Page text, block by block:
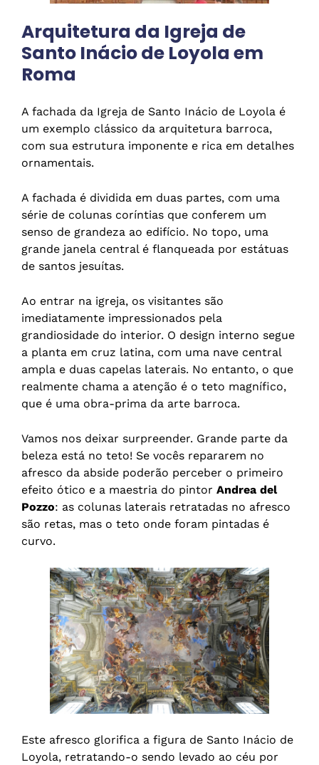
Arquitetura da Igreja de
Santo Inácio de Loyola em
Roma
A fachada da Igreja de Santo Inácio de Loyola é
um exemplo clássico da arquitetura barroca,
com sua estrutura imponente e rica em detalhes
ornamentais.
A fachada é dividida em duas partes, com uma
série de colunas coríntias que conferem um
senso de grandeza ao edifício. No topo, uma
grande janela central é flanqueada por estátuas
de santos jesuítas.
Ao entrar na igreja, os visitantes são
imediatamente impressionados pela
grandiosidade do interior. O design interno segue
a planta em cruz latina, com uma nave central
ampla e duas capelas laterais. No entanto, o que
realmente chama a atenção é o teto magnífico,
que é uma obra-prima da arte barroca.
Vamos nos deixar surpreender. Grande parte da
beleza está no teto! Se vocês repararem no
afresco da abside poderão perceber o primeiro
efeito ótico e a maestria do pintor Andrea del
Pozzo: as colunas laterais retratadas no afresco
são retas, mas o teto onde foram pintadas é
curvo.
Este afresco glorifica a figura de Santo Inácio de
Loyola, retratando-o sendo levado ao céu por